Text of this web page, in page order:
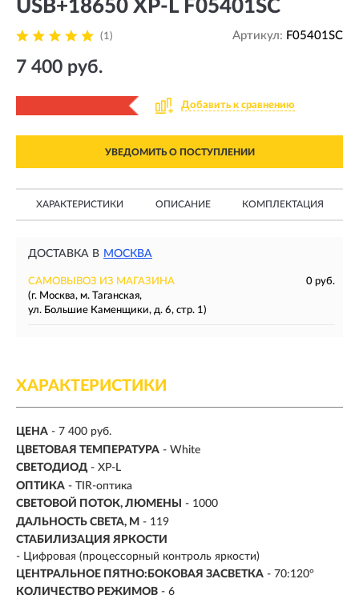
USB+18650 XP-L F05401SC
(1) Артикул: F05401SC
7 400 руб.
Добавить к сравнению
УВЕДОМИТЬ О ПОСТУПЛЕНИИ
ХАРАКТЕРИСТИКИ ОПИСАНИЕ КОМПЛЕКТАЦИЯ
ДОСТАВКА В МОСКВА
САМОВЫВОЗ ИЗ МАГАЗИНА
0 руб.
(г. Москва, м. Таганская,
ул. Большие Каменщики, д. 6, стр. 1)
ХАРАКТЕРИСТИКИ
ЦЕНА - 7 400 руб.
ЦВЕТОВАЯ ТЕМПЕРАТУРА - White
СВЕТОДИОД - XP-L
ОПТИКА - TIR-оптика
СВЕТОВОЙ ПОТОК, ЛЮМЕНЫ
- 1000
ДАЛЬНОСТЬ СВЕТА, М - 119
СТАБИЛИЗАЦИЯ ЯРКОСТИ
- Цифровая (процессорный контроль яркости)
ЦЕНТРАЛЬНОЕ ПЯТНО:БОКОВАЯ ЗАСВЕТКА - 70:120°
КОЛИЧЕСТВО РЕЖИМОВ - 6